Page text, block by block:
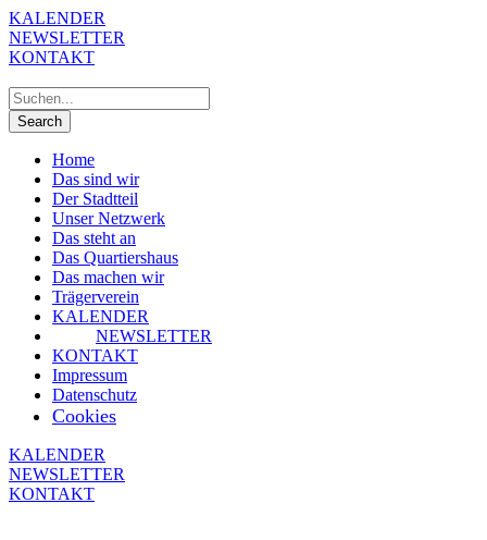
KALENDER
NEWSLETTER
KONTAKT
Home
Das sind wir
Der Stadtteil
Unser Netzwerk
Das steht an
Das Quartiershaus
Das machen wir
Trägerverein
KALENDER
NEWSLETTER
KONTAKT
Impressum
Datenschutz
Cookies
KALENDER
NEWSLETTER
KONTAKT